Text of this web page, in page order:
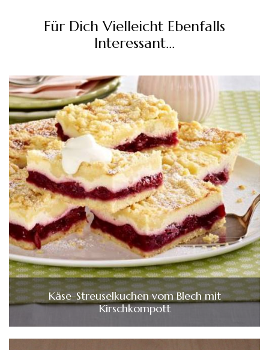
Für Dich Vielleicht Ebenfalls
Interessant...
Käse-Streuselkuchen vom Blech mit
Kirschkompott